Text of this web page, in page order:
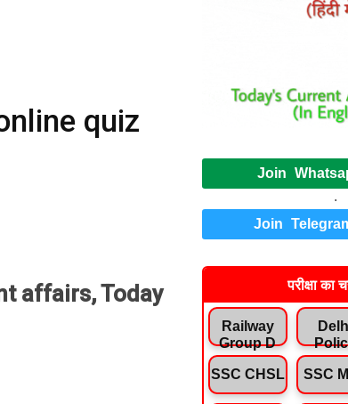
quiz
affairs, Today
Join
.
Join
परीक्षा का
Railway
Group D
SSC CHSL SSC